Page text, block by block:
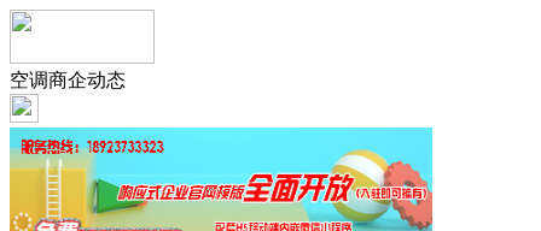
空调商企动态